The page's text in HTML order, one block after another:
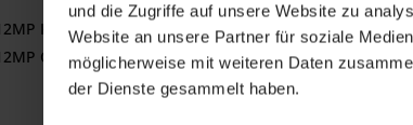
und die Zugriffe auf unsere Website zu
Website an unsere Partner für soziale
möglicherweise mit weiteren Daten
der Dienste gesammelt haben.
Kamera für Fotos und 4K Videoaufnahme mit 60 fps
Center Stage Kamera